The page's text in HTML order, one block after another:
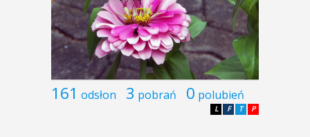
161 odsłon 3 pobrań 0 polubień
P
T
F
L